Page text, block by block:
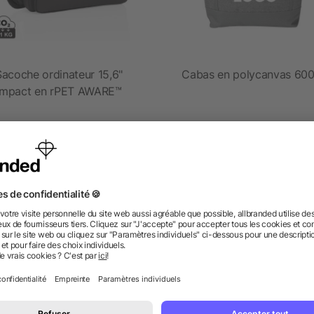
ordinateur 15,6"
en rPET AWARE™
Cabas en polycanvas
questions ? Nous avons les
ressembler les données d’impression ? allbranded
service pour les créer ?